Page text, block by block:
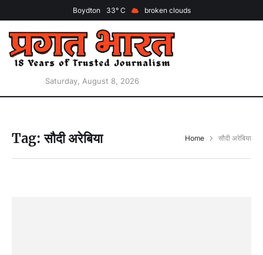
Boydton 33 broken clouds
Saturday, August 8, 2026
Tag:सौदी अरेबिया Home सौदी अरेबिया